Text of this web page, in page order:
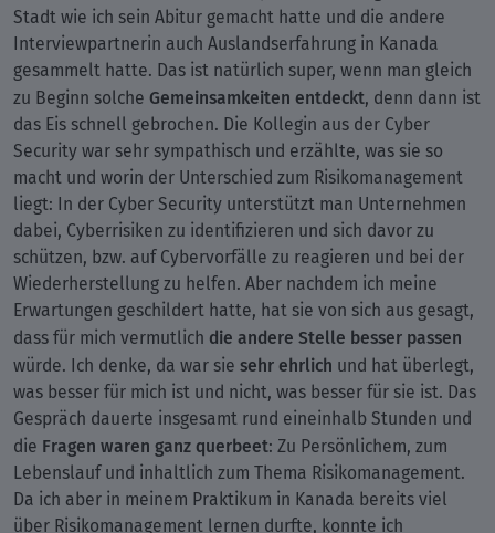
Stadt wie ich sein Abitur gemacht hatte und die andere
Interviewpartnerin auch Auslandserfahrung in Kanada
gesammelt hatte. Das ist natürlich super, wenn man gleich
zu Beginn solche Gemeinsamkeiten entdeckt, denn dann ist
das Eis schnell gebrochen. Die Kollegin aus der Cyber
Security war sehr sympathisch und erzählte, was sie so
macht und worin der Unterschied zum Risikomanagement
liegt: In der Cyber Security unterstützt man Unternehmen
dabei, Cyberrisiken zu identifizieren und sich davor zu
schützen, bzw. auf Cybervorfälle zu reagieren und bei der
Wiederherstellung zu helfen. Aber nachdem ich meine
Erwartungen geschildert hatte, hat sie von sich aus gesagt,
dass für mich vermutlich die andere Stelle besser passen
würde. Ich denke, da war sie sehr ehrlich und hat überlegt,
was besser für mich ist und nicht, was besser für sie ist. Das
Gespräch dauerte insgesamt rund eineinhalb Stunden und
die Fragen waren ganz querbeet: Zu Persönlichem, zum
Lebenslauf und inhaltlich zum Thema Risikomanagement.
Da ich aber in meinem Praktikum in Kanada bereits viel
über Risikomanagement lernen durfte, konnte ich